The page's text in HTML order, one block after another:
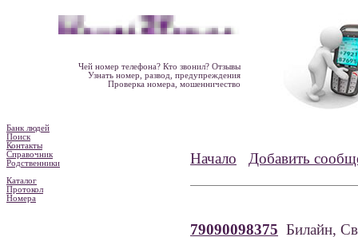
Чей номер телефона? Кто звонил? Отзывы
Узнать номер, развод, предупреждения
Проверка номера, мошенничество
Банк людей
Поиск
Контакты
Справочник
Родственники
Каталог
Протокол
Номера
Начало Добавить
79090098375 Билайн,